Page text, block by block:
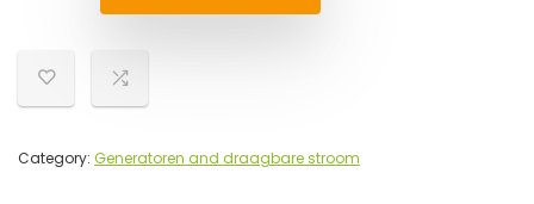
Category: Generatoren and draagbare stroom